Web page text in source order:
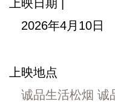
上映日期 |
2026年4月10日
上映地点
诚品生活松烟 诚